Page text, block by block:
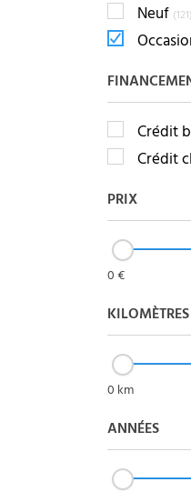
Neuf (121)
Crédit
Crédit
PRIX
0 €
KILOMÈTRES
0 km
ANNÉES